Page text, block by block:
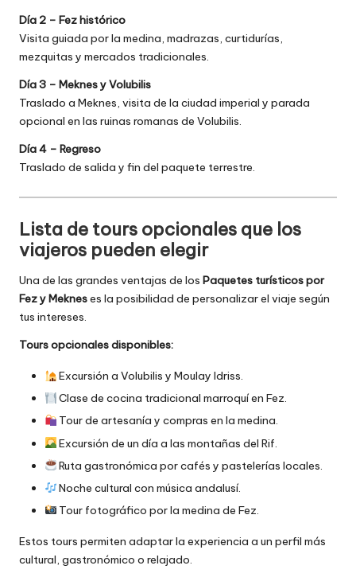
Día 2 – Fez histórico
Visita guiada por la medina, madrazas, curtidurías,
mezquitas y mercados tradicionales.
Día 3 – Meknes y Volubilis
Traslado a Meknes, visita de la ciudad imperial y parada
opcional en las ruinas romanas de Volubilis.
Día 4 – Regreso
Traslado de salida y fin del paquete terrestre.
Lista de tours opcionales que los
viajeros pueden elegir
Una de las grandes ventajas de los Paquetes turísticos por
Fez y Mekneses la posibilidad de personalizar el viaje según
tus intereses.
Tours opcionales disponibles:
Excursión a Volubilis y Moulay Idriss.
Clase de cocina tradicional marroquí en Fez.
Tour de artesanía y compras en la medina.
Excursión de un día a las montañas del Rif.
Ruta gastronómica por cafés y pastelerías locales.
Noche cultural con música andalusí.
Tour fotográfico por la medina de Fez.
Estos tours permiten adaptar la experiencia a un perfil más
cultural, gastronómico o relajado.